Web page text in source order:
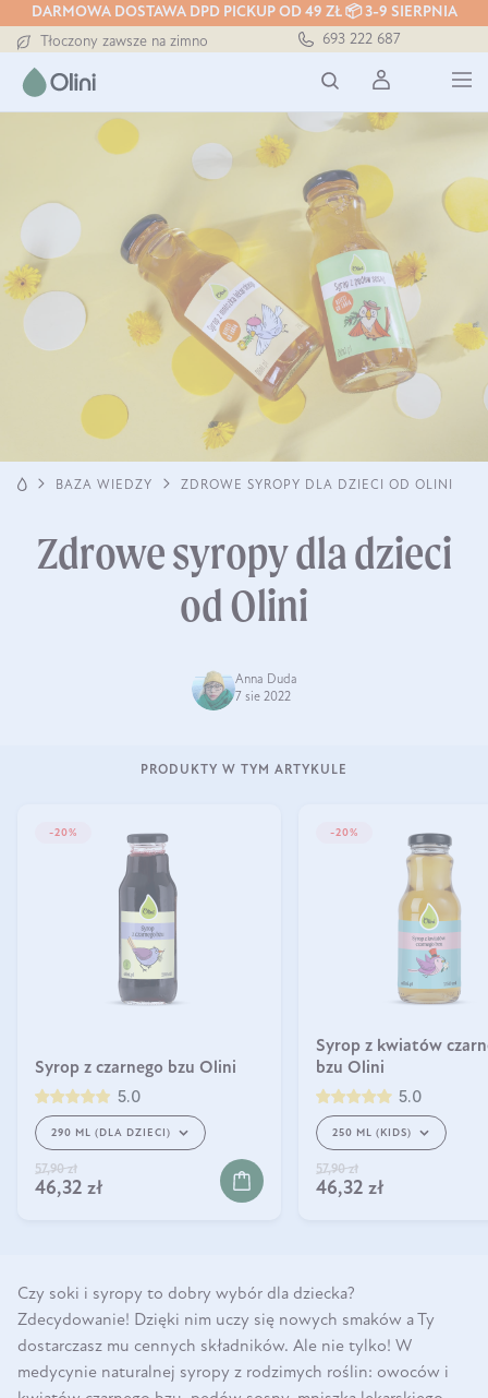
DARMOWA DOSTAWA DPD PICKUP OD 49 ZŁ 📦 3-9 SIERPNIA
Darmowa dostawa od 199 zł
Tłoczony zawsze na zimno
Darmowa dostawa od 199 zł
Tłoczony zawsze na zimno
693 222 687
BAZA WIEDZY ZDROWE SYROPY DLA DZIECI OD OLINI
Zdrowe syropy dla dzieci
od Olini
Anna Duda
7 sie 2022
PRODUKTY W TYM ARTYKULE
-20%
Syrop z czarnego bzu Olini
5.0
290 ML (DLA DZIECI)
46,32 zł
57,90 zł
-20%
Syrop z kwiatów
bzu Olini
5.0
250 ML (KIDS)
46,32 zł
57,90 zł
DO KOSZYKA
Czy soki i syropy to dobry wybór dla dziecka?
Zdecydowanie! Dzięki nim uczy się nowych smaków a Ty
dostarczasz mu cennych składników. Ale nie tylko! W
medycynie naturalnej syropy z rodzimych roślin: owoców i